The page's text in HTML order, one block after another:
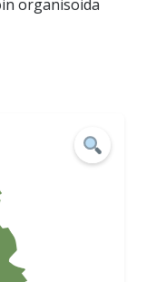
organisoida